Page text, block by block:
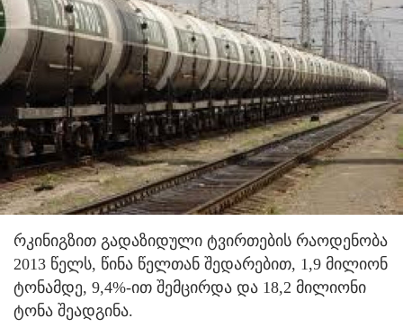
რკინიგზით გადაზიდული ტვირთების რაოდენობა
2013 წელს, წინა წელთან შედარებით, 1,9 მილიონ
ტონამდე, 9,4%-ით შემცირდა და 18,2 მილიონი
ტონა შეადგინა.